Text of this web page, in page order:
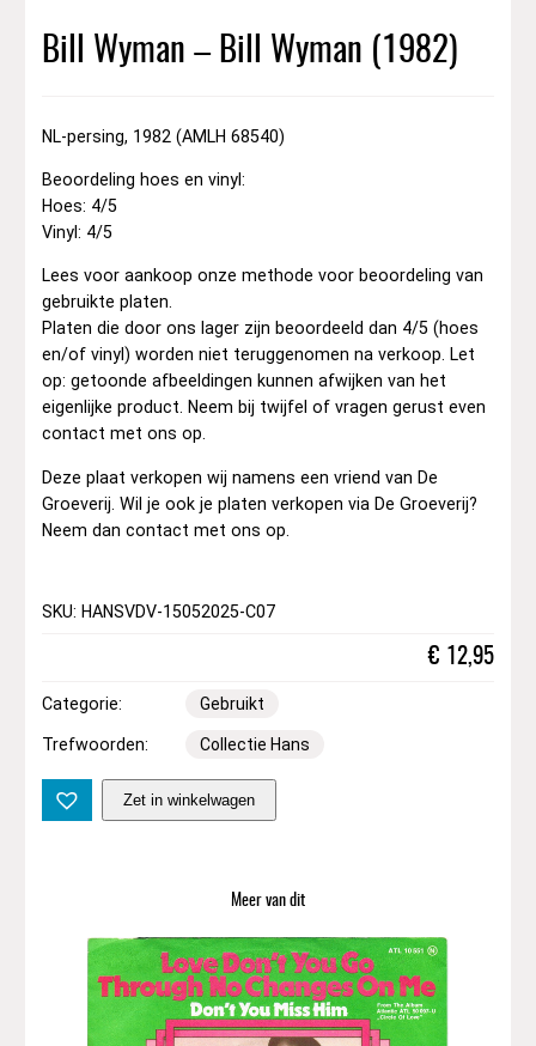
Bill Wyman – Bill Wyman (1982)
NL-persing, 1982 (AMLH 68540)
Beoordeling hoes en vinyl:
Hoes: 4/5
Vinyl: 4/5
Lees voor aankoop onze methode voor beoordeling van
gebruikte platen.
Platen die door ons lager zijn beoordeeld dan 4/5 (hoes
en/of vinyl) worden niet teruggenomen na verkoop. Let
op: getoonde afbeeldingen kunnen afwijken van het
eigenlijke product. Neem bij twijfel of vragen gerust even
contact met ons op.
Deze plaat verkopen wij namens een vriend van De
Groeverij. Wil je ook je platen verkopen via De Groeverij?
Neem dan contact met ons op.
SKU: HANSVDV-15052025-C07
€ 12,95
Categorie: Gebruikt
Trefwoorden: Collectie Hans
i
W
m
a
n
–
Zet in winkelwagen
Meer van dit